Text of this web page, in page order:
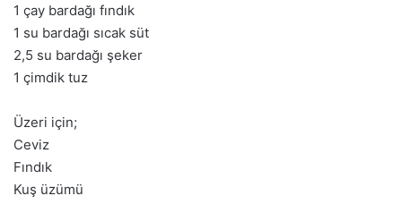
1 çay bardağı fındık
1 su bardağı sıcak süt
2,5 su bardağı şeker
1 çimdik tuz
Üzeri için;
Ceviz
Fındık
Kuş üzümü